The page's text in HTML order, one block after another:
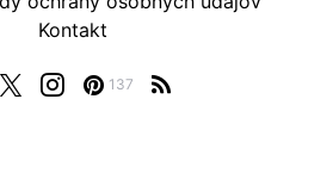
137
Kontakt